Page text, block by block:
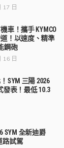
17 日
車！攜手 KYMCO
！以速度、精準
鋼砲
16 日
SYM 三陽 2026
發表！最低 10.3
SYM 全新迪爵
路試駕